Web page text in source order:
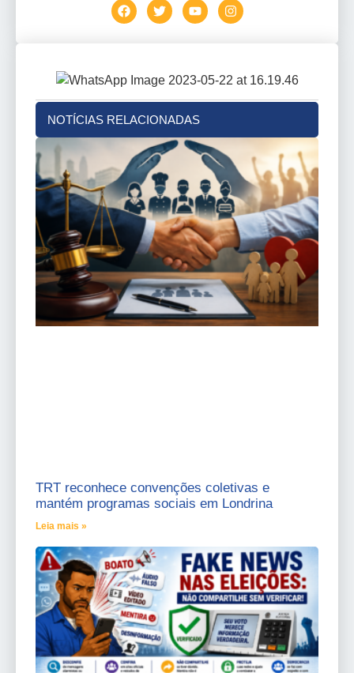
NOTÍCIAS RELACIONADAS
TRT reconhece convenções coletivas e
mantém programas sociais em Londrina
Leia mais »